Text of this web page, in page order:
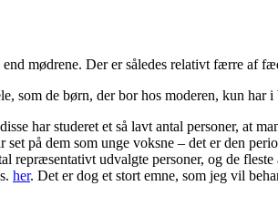
mødrene. Der er således relativt færre af
som de børn, der bor hos moderen, kun har
har studeret et så lavt antal personer, at
på dem som unge voksne – det er den
repræsentativt udvalgte personer, og de
her. Det er dog et stort emne, som jeg vil